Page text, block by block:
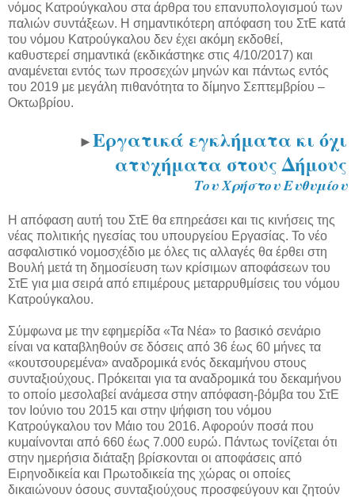
νόμος Κατρούγκαλου στα άρθρα του επανυπολογισμού των
παλιών συντάξεων. Η σημαντικότερη απόφαση του ΣτΕ κατά
του νόμου Κατρούγκαλου δεν έχει ακόμη εκδοθεί,
καθυστερεί σημαντικά (εκδικάστηκε στις 4/10/2017) και
αναμένεται εντός των προσεχών μηνών και πάντως εντός
του 2019 με μεγάλη πιθανότητα το δίμηνο Σεπτεμβρίου –
Οκτωβρίου.
►Εργατικά εγκλήματα κι όχι
ατυχήματα στους Δήμους
Του Χρήστου Ευθυμίου
Η απόφαση αυτή του ΣτΕ θα επηρεάσει και τις κινήσεις της
νέας πολιτικής ηγεσίας του υπουργείου Εργασίας. Το νέο
ασφαλιστικό νοµοσχέδιο µε όλες τις αλλαγές θα έρθει στη
Βουλή µετά τη δηµοσίευση των κρίσιµων αποφάσεων του
ΣτΕ για µια σειρά από επιµέρους µεταρρυθµίσεις του νόµου
Κατρούγκαλου.
Σύμφωνα με την εφημερίδα «Τα Νέα» το βασικό σενάριο
είναι να καταβληθούν σε δόσεις από 36 έως 60 μήνες τα
«κουτσουρεμένα» αναδρομικά ενός δεκαμήνου στους
συνταξιούχους. Πρόκειται για τα αναδρομικά του δεκαμήνου
το οποίο μεσολαβεί ανάμεσα στην απόφαση-βόμβα του ΣτΕ
τον Ιούνιο του 2015 και στην ψήφιση του νόμου
Κατρούγκαλου τον Μάιο του 2016. Αφορούν ποσά που
κυμαίνονται από 660 έως 7.000 ευρώ. Πάντως τονίζεται ότι
στην ημερήσια διάταξη βρίσκονται οι αποφάσεις από
Ειρηνοδικεία και Πρωτοδικεία της χώρας οι οποίες
δικαιώνουν όσους συνταξιούχους προσφεύγουν και ζητούν